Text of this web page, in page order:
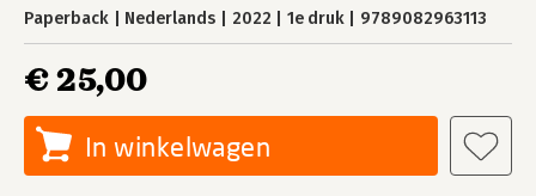
Paperback Nederlands 2022 1e druk 9789082963113
€ 25,00
In winkelwagen